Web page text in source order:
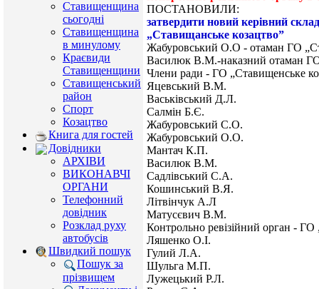
Ставищенщина
сьогодні
Ставищенщина
в минулому
Краєвиди
Ставищенщини
Ставищенський
район
Спорт
Козацтво
Книга для гостей
Довідники
АРХІВИ
ВИКОНАВЧІ
ОРГАНИ
Телефонний
довідник
Розклад руху
автобусів
Швидкий пошук
Пошук за
прізвищем
ПОСТАНОВИЛИ:
затвердити новий керівний
„Ставищанське козацтво”
Жабуровський О.О - отаман ГО
Василюк В.М.-наказний отаман ГО
Члени ради - ГО „Ставищенське
Яцевський В.М.
Васьківський Д.Л.
Салмін Б.Є.
Жабуровський С.О.
Жабуровський О.О.
Мантач К.П.
Василюк В.М.
Садлівський С.А.
Кошинський В.Я.
Літвінчук А.Л
Матусєвич В.М.
Контрольно ревізійний орган - ГО
Ляшенко О.І.
Гулий Л.А.
Шульга М.П.
Лужецький Р.Л.